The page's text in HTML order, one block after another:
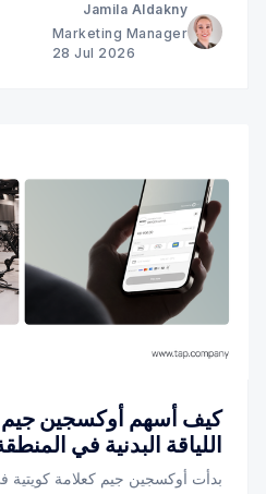
Jamila Aldakny
Marketing Manager
28 Jul 2026
كيف أسهم أوكسجين جيم
اللياقة البدنية في
بدأت أوكسجين جيم كعلامة كويتية